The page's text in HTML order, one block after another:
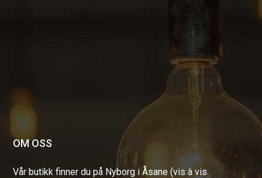
OM OSS
Vår butikk finner du på Nyborg i Åsane (vis à vis